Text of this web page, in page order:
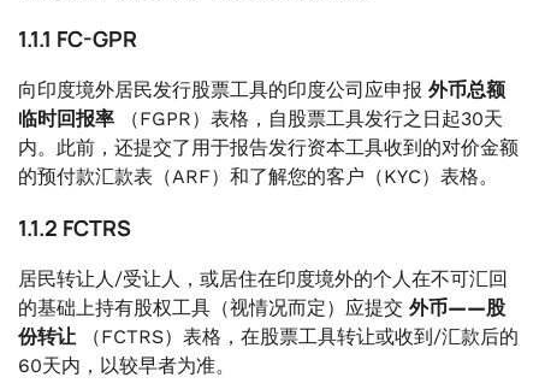
1.1.1 FC-GPR
向印度境外居民发行股票工具的印度公司应申报 外币总额
临时回报率 （FGPR）表格，自股票工具发行之日起30天
内。此前，还提交了用于报告发行资本工具收到的对价金额
的预付款汇款表（ARF）和了解您的客户（KYC）表格。
1.1.2 FCTRS
居民转让人/受让人，或居住在印度境外的个人在不可汇回
的基础上持有股权工具（视情况而定）应提交 外币——股
份转让 （FCTRS）表格，在股票工具转让或收到/汇款后的
60天内，以较早者为准。